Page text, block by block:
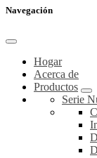
Navegación
Hogar
Acerca de
Productos
Serie